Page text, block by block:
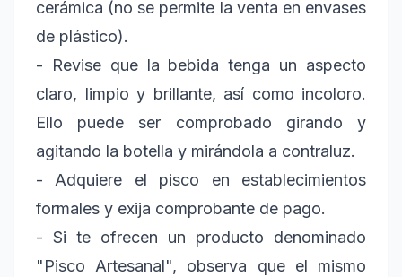
cerámica (no se permite la venta en envases
de plástico).
- Revise que la bebida tenga un aspecto
claro, limpio y brillante, así como incoloro.
Ello puede ser comprobado girando y
agitando la botella y mirándola a contraluz.
- Adquiere el pisco en establecimientos
formales y exija comprobante de pago.
- Si te ofrecen un producto denominado
"Pisco Artesanal", observa que el mismo